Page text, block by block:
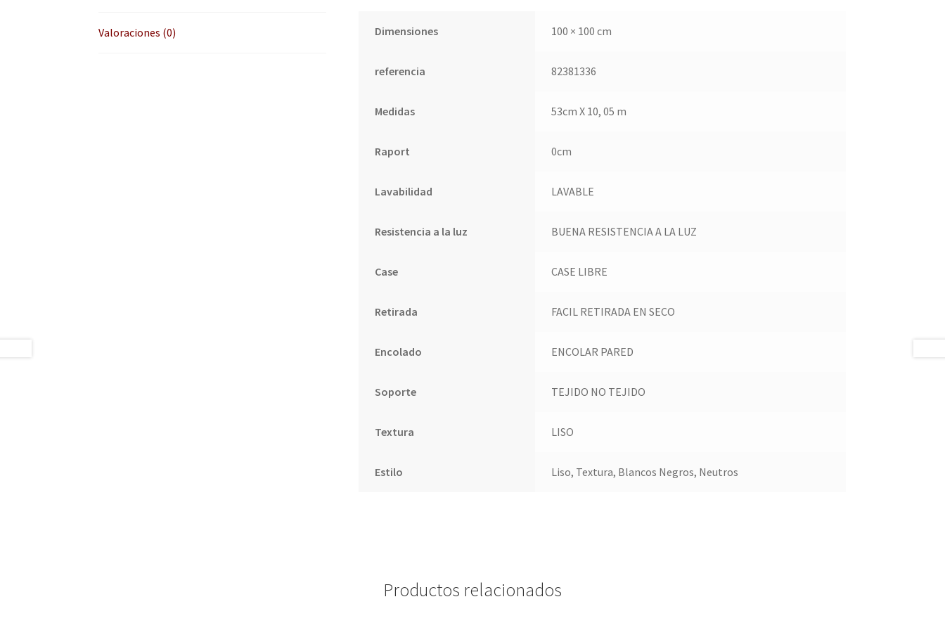
Valoraciones (0) Dimensiones 100 × 100 cm
referencia 82381336
Medidas 53cm X 10, 05 m
Raport 0cm
Lavabilidad LAVABLE
Resistencia a la luz BUENA RESISTENCIA A LA LUZ
Case CASE LIBRE
Retirada FACIL RETIRADA EN SECO
Encolado ENCOLAR PARED
Soporte TEJIDO NO TEJIDO
Textura LISO
Estilo Liso, Textura, Blancos Negros, Neutros
Productos relacionados